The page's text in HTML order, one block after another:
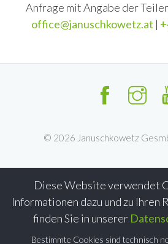
Diese Website verwendet
Informationen dazu und zu Ihren
finden Sie in unserer
Bestimmte Cookies sind technisch
Anfrage mit Angabe der
office@januschkowetz.at |
© 2026 Januschkowetz